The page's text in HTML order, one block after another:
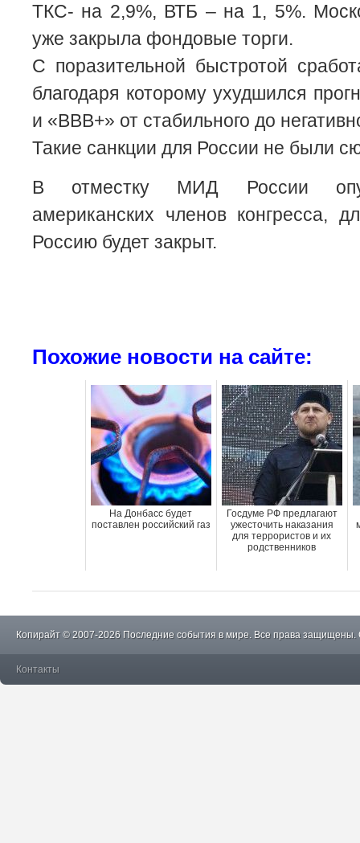
ТКС- на 2,9%, ВТБ – на 1, 5%.
уже закрыла фондовые торги.
С поразительной быстротой
благодаря которому ухудшился
и «ВВВ+» от стабильного до
Такие санкции для России не были
В отместку МИД России
американских членов конгресса,
Россию будет закрыт.
Похожие новости на сайте:
На Донбасс будет
поставлен российский газ
Госдуме РФ предлагают
ужесточить наказания
для террористов и их
родственников
Копирайт © 2007-2026 Последние события в мире. Все права защищены.
Контакты